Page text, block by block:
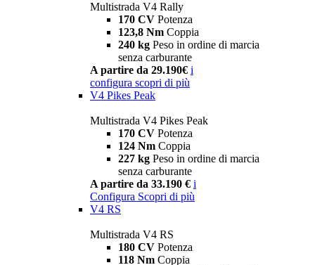
Multistrada V4 Rally
170 CV Potenza
123,8 Nm Coppia
240 kg Peso in ordine di marcia
senza carburante
A partire da 29.190€ i
configura scopri di più
V4 Pikes Peak
Multistrada V4 Pikes Peak
170 CV Potenza
124 Nm Coppia
227 kg Peso in ordine di marcia
senza carburante
A partire da 33.190 € i
Configura Scopri di più
V4 RS
Multistrada V4 RS
180 CV Potenza
118 Nm Coppia